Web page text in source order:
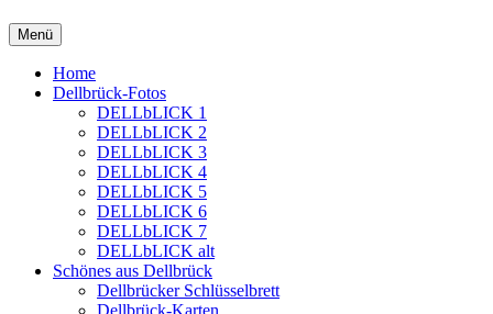
Springe
zum
Inhalt
Menü
Home
Dellbrück-Fotos
DELLbLICK 1
DELLbLICK 2
DELLbLICK 3
DELLbLICK 4
DELLbLICK 5
DELLbLICK 6
DELLbLICK 7
DELLbLICK alt
Schönes aus Dellbrück
Dellbrücker Schlüsselbrett